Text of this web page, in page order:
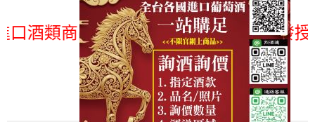
類商品 專業詢(尋)酒詢價零售批發授課
總覽-促銷&活動
all events